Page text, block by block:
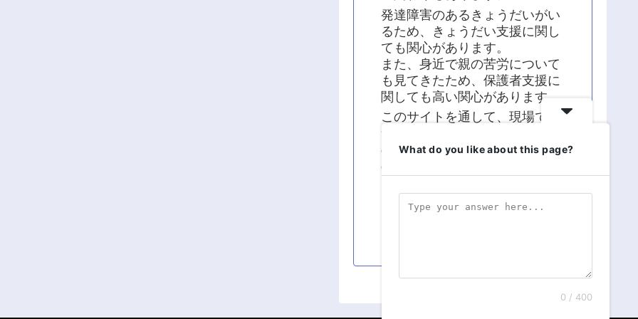
発達障害のあるきょうだいがい
るため、きょうだい支援に関し
ても関心があります。
また、身近で親の苦労について
も見てきたため、保護者支援に
関しても高い関心があります。
このサイトを通して、現場での
気づきや疑問、学術的な面から
の知識の発信、現場経験と知識
の統合に関する発信を継続して
よろしくお願い致します！！
What do you like about this page?
0 / 400